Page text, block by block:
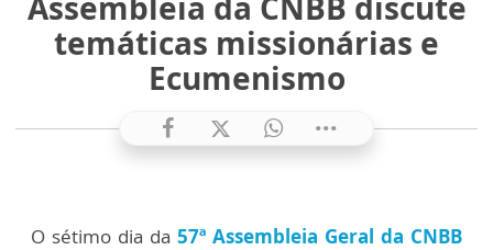
temáticas missionárias e
Ecumenismo
O sétimo dia da 57ª Assembleia Geral da CNBB